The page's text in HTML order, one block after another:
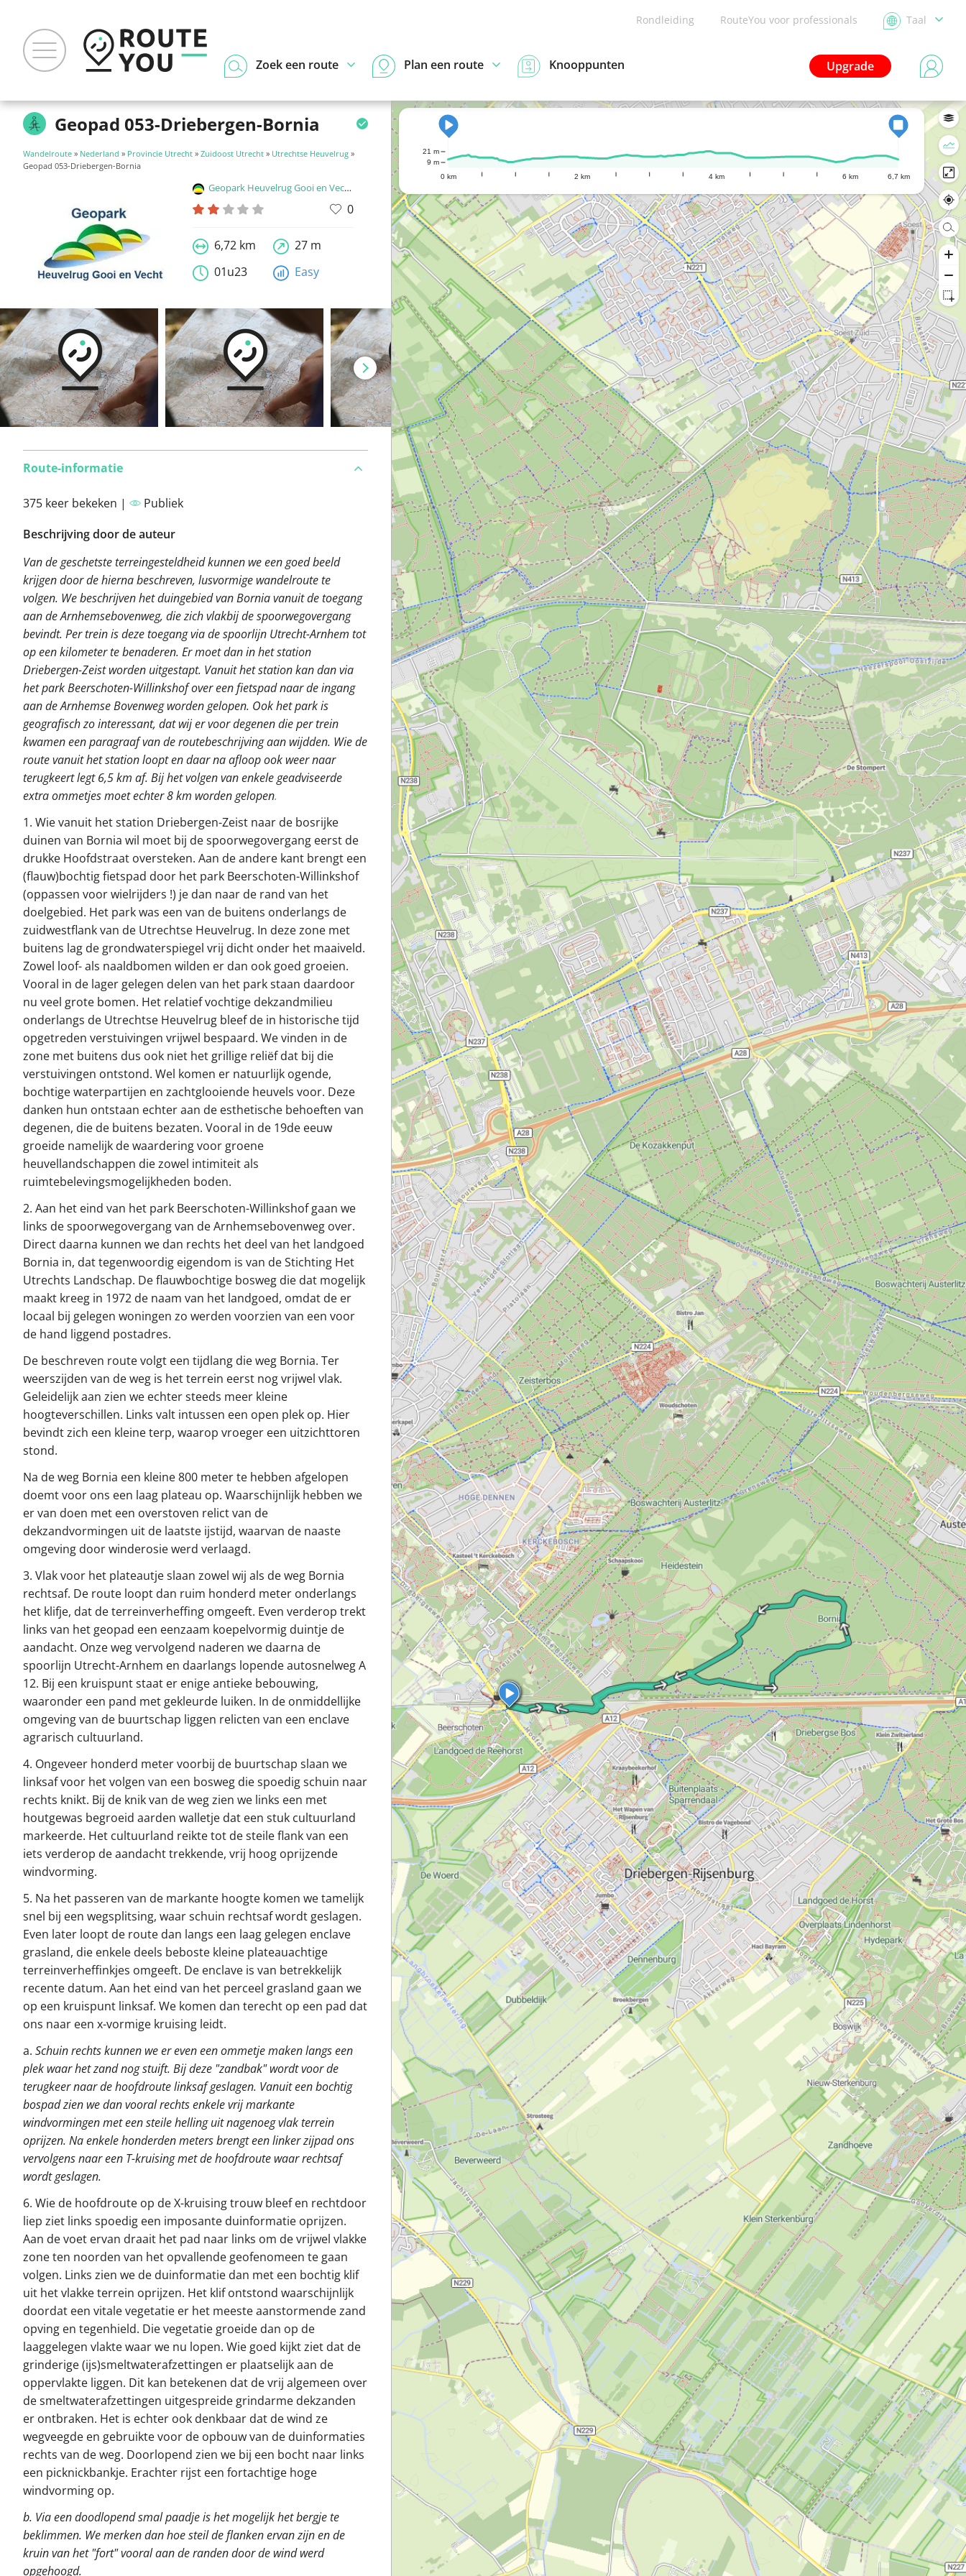
Rondleiding RouteYou voor professionals Taal
Upgrade
Zoek een route Plan een route Knooppunten
Geopad 053-Driebergen-Bornia
Wandelroute » Nederland » Provincie Utrecht » Zuidoost Utrecht » Utrechtse Heuvelrug »
Geopad 053-Driebergen-Bornia
Geopark Heuvelrug Gooi en Vecht
0
6,72 km
27 m
01u23
Easy
Route-informatie
375 keer bekeken |
Publiek
Beschrijving door de auteur
Van de geschetste terreingesteldheid kunnen we een goed beeld
krijgen door de hierna beschreven, lusvormige wandelroute te
volgen. We beschrijven het duingebied van Bornia vanuit de toegang
aan de Arnhemsebovenweg, die zich vlakbij de spoorwegovergang
bevindt. Per trein is deze toegang via de spoorlijn Utrecht-Arnhem tot
op een kilometer te benaderen. Er moet dan in het station
Driebergen-Zeist worden uitgestapt. Vanuit het station kan dan via
het park Beerschoten-Willinkshof over een fietspad naar de ingang
aan de Arnhemse Bovenweg worden gelopen. Ook het park is
geografisch zo interessant, dat wij er voor degenen die per trein
kwamen een paragraaf van de routebeschrijving aan wijdden. Wie de
route vanuit het station loopt en daar na afloop ook weer naar
terugkeert legt 6,5 km af. Bij het volgen van enkele geadviseerde
extra ommetjes moet echter 8 km worden gelopen.
1. Wie vanuit het station Driebergen-Zeist naar de bosrijke
duinen van Bornia wil moet bij de spoorwegovergang eerst de
drukke Hoofdstraat oversteken. Aan de andere kant brengt een
(flauw)bochtig fietspad door het park Beerschoten-Willinkshof
(oppassen voor wielrijders !) je dan naar de rand van het
doelgebied. Het park was een van de buitens onderlangs de
zuidwestflank van de Utrechtse Heuvelrug. In deze zone met
buitens lag de grondwaterspiegel vrij dicht onder het maaiveld.
Zowel loof- als naaldbomen wilden er dan ook goed groeien.
Vooral in de lager gelegen delen van het park staan daardoor
nu veel grote bomen. Het relatief vochtige dekzandmilieu
onderlangs de Utrechtse Heuvelrug bleef de in historische tijd
opgetreden verstuivingen vrijwel bespaard. We vinden in de
zone met buitens dus ook niet het grillige reliëf dat bij die
verstuivingen ontstond. Wel komen er natuurlijk ogende,
bochtige waterpartijen en zachtglooiende heuvels voor. Deze
danken hun ontstaan echter aan de esthetische behoeften van
degenen, die de buitens bezaten. Vooral in de 19de eeuw
groeide namelijk de waardering voor groene
heuvellandschappen die zowel intimiteit als
ruimtebelevingsmogelijkheden boden.
2. Aan het eind van het park Beerschoten-Willinkshof gaan we
links de spoorwegovergang van de Arnhemsebovenweg over.
Direct daarna kunnen we dan rechts het deel van het landgoed
Bornia in, dat tegenwoordig eigendom is van de Stichting Het
Utrechts Landschap. De flauwbochtige bosweg die dat mogelijk
maakt kreeg in 1972 de naam van het landgoed, omdat de er
locaal bij gelegen woningen zo werden voorzien van een voor
de hand liggend postadres.
De beschreven route volgt een tijdlang die weg Bornia. Ter
weerszijden van de weg is het terrein eerst nog vrijwel vlak.
Geleidelijk aan zien we echter steeds meer kleine
hoogteverschillen. Links valt intussen een open plek op. Hier
bevindt zich een kleine terp, waarop vroeger een uitzichttoren
stond.
Na de weg Bornia een kleine 800 meter te hebben afgelopen
doemt voor ons een laag plateau op. Waarschijnlijk hebben we
er van doen met een overstoven relict van de
dekzandvormingen uit de laatste ijstijd, waarvan de naaste
omgeving door winderosie werd verlaagd.
3. Vlak voor het plateautje slaan zowel wij als de weg Bornia
rechtsaf. De route loopt dan ruim honderd meter onderlangs
het klifje, dat de terreinverheffing omgeeft. Even verderop trekt
links van het geopad een eenzaam koepelvormig duintje de
aandacht. Onze weg vervolgend naderen we daarna de
spoorlijn Utrecht-Arnhem en daarlangs lopende autosnelweg A
12. Bij een kruispunt staat er enige antieke bebouwing,
waaronder een pand met gekleurde luiken. In de onmiddellijke
omgeving van de buurtschap liggen relicten van een enclave
agrarisch cultuurland.
4. Ongeveer honderd meter voorbij de buurtschap slaan we
linksaf voor het volgen van een bosweg die spoedig schuin naar
rechts knikt. Bij de knik van de weg zien we links een met
houtgewas begroeid aarden walletje dat een stuk cultuurland
markeerde. Het cultuurland reikte tot de steile flank van een
iets verderop de aandacht trekkende, vrij hoog oprijzende
windvorming.
5. Na het passeren van de markante hoogte komen we tamelijk
snel bij een wegsplitsing, waar schuin rechtsaf wordt geslagen.
Even later loopt de route dan langs een laag gelegen enclave
grasland, die enkele deels beboste kleine plateauachtige
terreinverheffinkjes omgeeft. De enclave is van betrekkelijk
recente datum. Aan het eind van het perceel grasland gaan we
op een kruispunt linksaf. We komen dan terecht op een pad dat
ons naar een x-vormige kruising leidt.
a. Schuin rechts kunnen we er even een ommetje maken langs een
plek waar het zand nog stuift. Bij deze "zandbak" wordt voor de
terugkeer naar de hoofdroute linksaf geslagen. Vanuit een bochtig
bospad zien we dan vooral rechts enkele vrij markante
windvormingen met een steile helling uit nagenoeg vlak terrein
oprijzen. Na enkele honderden meters brengt een linker zijpad ons
vervolgens naar een T-kruising met de hoofdroute waar rechtsaf
wordt geslagen.
6. Wie de hoofdroute op de X-kruising trouw bleef en rechtdoor
liep ziet links spoedig een imposante duinformatie oprijzen.
Aan de voet ervan draait het pad naar links om de vrijwel vlakke
zone ten noorden van het opvallende geofenomeen te gaan
volgen. Links zien we de duinformatie dan met een bochtig klif
uit het vlakke terrein oprijzen. Het klif ontstond waarschijnlijk
doordat een vitale vegetatie er het meeste aanstormende zand
opving en tegenhield. Die vegetatie groeide dan op de
laaggelegen vlakte waar we nu lopen. Wie goed kijkt ziet dat de
grinderige (ijs)smeltwaterafzettingen er plaatselijk aan de
oppervlakte liggen. Dit kan betekenen dat de vrij algemeen over
de smeltwaterafzettingen uitgespreide grindarme dekzanden
er ontbraken. Het is echter ook denkbaar dat de wind ze
wegveegde en gebruikte voor de opbouw van de duinformaties
rechts van de weg. Doorlopend zien we bij een bocht naar links
een picknickbankje. Erachter rijst een fortachtige hoge
windvorming op.
b. Via een doodlopend smal paadje is het mogelijk het bergje te
beklimmen. We merken dan hoe steil de flanken ervan zijn en de
kruin van het "fort" vooral aan de randen door de wind werd
opgehoogd.
0 km 2 km 4 km 6 km 6,7 km
9 m
21 m